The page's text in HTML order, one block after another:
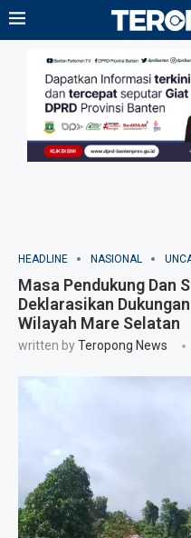
HEADLINE NASIONAL
Masa Pendukung Dan
Deklarasikan
Wilayah Mare Selatan
written byTeropong News